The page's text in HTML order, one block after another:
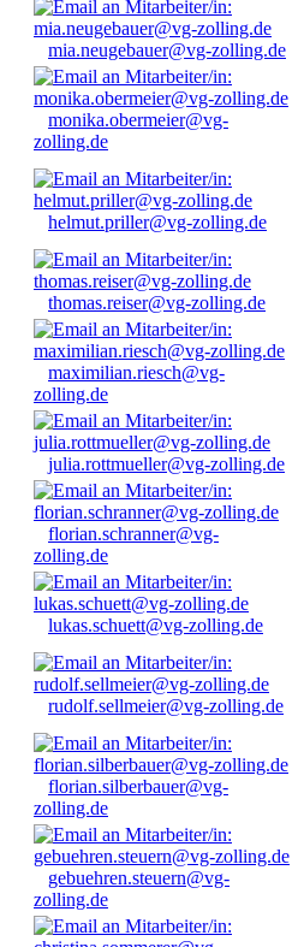
mia.neugebauer@vg-zolling.de
monika.obermeier@vg-
zolling.de
helmut.priller@vg-zolling.de
thomas.reiser@vg-zolling.de
maximilian.riesch@vg-
zolling.de
julia.rottmueller@vg-zolling.de
florian.schranner@vg-
zolling.de
lukas.schuett@vg-zolling.de
rudolf.sellmeier@vg-zolling.de
florian.silberbauer@vg-
zolling.de
gebuehren.steuern@vg-
zolling.de